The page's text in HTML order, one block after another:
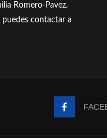
Romero-Pavez.
contactar a